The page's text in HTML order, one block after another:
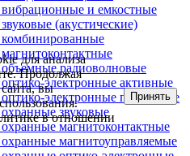
и емкостные
(акустические)
радиоволновые
электронные активные
электронные пассивные
звуковые
магнитоконтактные
магнитоуправляемые
для анализа
Продолжая
вы
в отношении
Принять